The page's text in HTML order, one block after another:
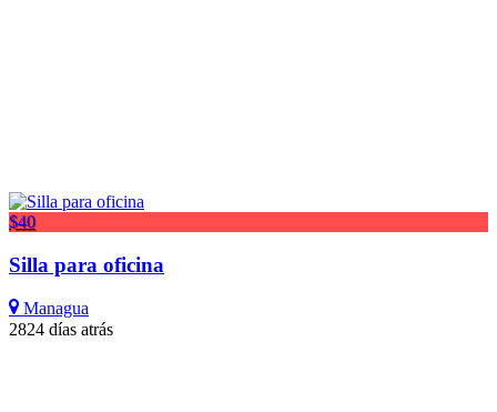
$40
Silla para oficina
Managua
2824 días atrás